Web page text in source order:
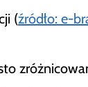
(źródło: e-